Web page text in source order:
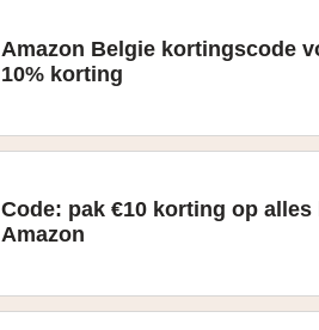
Amazon Belgie kortingscode
10% korting
Code: pak €10 korting op alles
Amazon